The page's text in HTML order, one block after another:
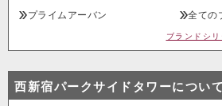
プライムアーバン
全ての
ブランドシ
西新宿パークサイドタワーについて